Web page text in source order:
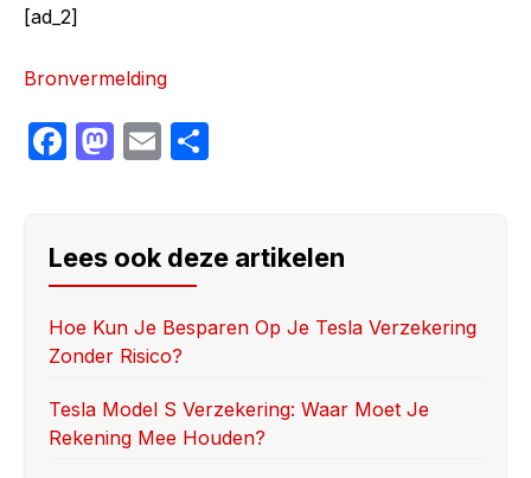
[ad_2]
Bronvermelding
F
e
b
o
o
k
M
o
d
o
n
E
e
Lees ook deze artikelen
Hoe Kun Je Besparen Op Je Tesla Verzekering
Zonder Risico?
Tesla Model S Verzekering: Waar Moet Je
Rekening Mee Houden?